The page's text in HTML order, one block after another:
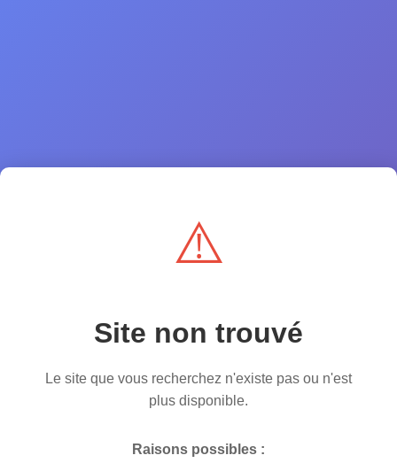
⚠️
Site non trouvé
Le site que vous recherchez n'existe pas ou n'est
plus disponible.
Raisons possibles :